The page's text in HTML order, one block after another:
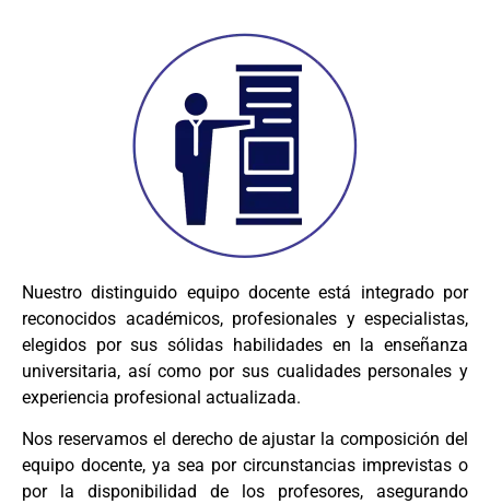
Nuestro distinguido equipo docente está integrado por
reconocidos académicos, profesionales y especialistas,
elegidos por sus sólidas habilidades en la enseñanza
universitaria, así como por sus cualidades personales y
experiencia profesional actualizada.
Nos reservamos el derecho de ajustar la composición del
equipo docente, ya sea por circunstancias imprevistas o
por la disponibilidad de los profesores, asegurando